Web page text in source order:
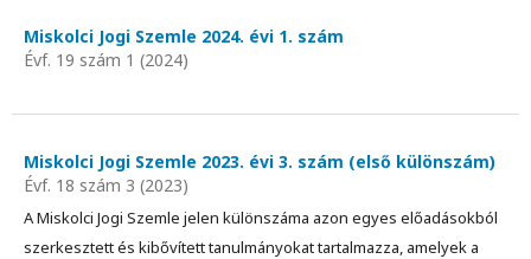
Miskolci Jogi Szemle 2024. évi 1. szám
Évf. 19 szám 1 (2024)
Miskolci Jogi Szemle 2023. évi 3. szám (első különszám)
Évf. 18 szám 3 (2023)
A Miskolci Jogi Szemle jelen különszáma azon egyes előadásokból
szerkesztett és kibővített tanulmányokat tartalmazza, amelyek a